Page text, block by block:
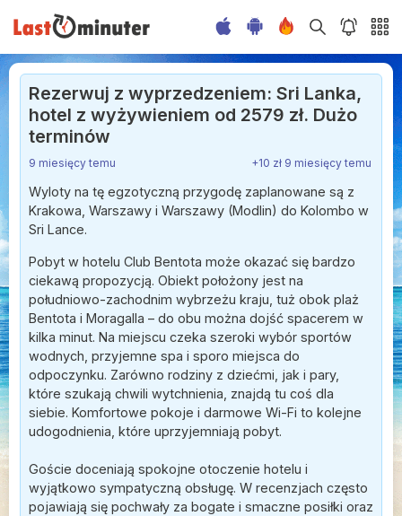
Rezerwuj z wyprzedzeniem: Sri Lanka,
hotel z wyżywieniem od 2579 zł. Dużo
terminów
9 miesięcy temu +10 zł 9 miesięcy temu
Wyloty na tę egzotyczną przygodę zaplanowane są z
Krakowa, Warszawy i Warszawy (Modlin) do Kolombo w
Sri Lance.
Pobyt w hotelu Club Bentota może okazać się bardzo
ciekawą propozycją. Obiekt położony jest na
południowo-zachodnim wybrzeżu kraju, tuż obok plaż
Bentota i Moragalla – do obu można dojść spacerem w
kilka minut. Na miejscu czeka szeroki wybór sportów
wodnych, przyjemne spa i sporo miejsca do
odpoczynku. Zarówno rodziny z dziećmi, jak i pary,
które szukają chwili wytchnienia, znajdą tu coś dla
siebie. Komfortowe pokoje i darmowe Wi-Fi to kolejne
udogodnienia, które uprzyjemniają pobyt.
Goście doceniają spokojne otoczenie hotelu i
wyjątkowo sympatyczną obsługę. W recenzjach często
pojawiają się pochwały za bogate i smaczne posiłki oraz